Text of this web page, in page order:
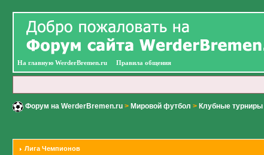
На главную WerderBremen.ru Правила общения
Форум на WerderBremen.ru > Мировой футбол > Клубные турниры
Лига Чемпионов